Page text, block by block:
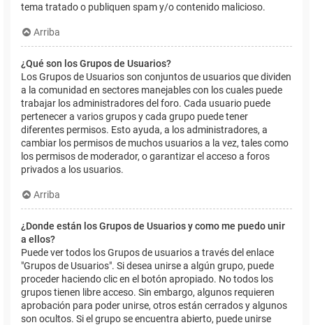
tema tratado o publiquen spam y/o contenido malicioso.
Arriba
¿Qué son los Grupos de Usuarios?
Los Grupos de Usuarios son conjuntos de usuarios que dividen
a la comunidad en sectores manejables con los cuales puede
trabajar los administradores del foro. Cada usuario puede
pertenecer a varios grupos y cada grupo puede tener
diferentes permisos. Esto ayuda, a los administradores, a
cambiar los permisos de muchos usuarios a la vez, tales como
los permisos de moderador, o garantizar el acceso a foros
privados a los usuarios.
Arriba
¿Donde están los Grupos de Usuarios y como me puedo unir
a ellos?
Puede ver todos los Grupos de usuarios a través del enlace
"Grupos de Usuarios". Si desea unirse a algún grupo, puede
proceder haciendo clic en el botón apropiado. No todos los
grupos tienen libre acceso. Sin embargo, algunos requieren
aprobación para poder unirse, otros están cerrados y algunos
son ocultos. Si el grupo se encuentra abierto, puede unirse